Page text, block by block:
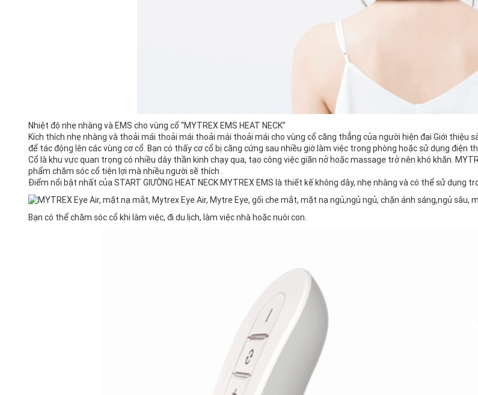
Nhiệt độ nhẹ nhàng và EMS cho vùng cổ “MYTREX EMS HEAT NECK”
Kích thích nhẹ nhàng và thoải mái thoải mái thoải mái thoải mái cho vùng cổ căng thẳng của người hiện đại Giới thiệu
để tác động lên các vùng cơ cổ. Bạn có thấy cơ cổ bị căng cứng sau nhiều giờ làm việc trong phòng hoặc sử dụng điện
Cổ là khu vực quan trọng có nhiều dây thần kinh chạy qua, tạo công việc giãn nở hoặc massage trở nên khó khăn.
phẩm chăm sóc cổ tiện lợi mà nhiều người sẽ thích .
Điểm nổi bật nhất của START GIƯỜNG HEAT NECK MYTREX EMS là thiết kế không dây, nhẹ nhàng và có thể sử dụng
Bạn có thể chăm sóc cổ khi làm việc, đi du lịch, làm việc nhà hoặc nuôi con.